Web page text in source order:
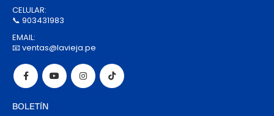
CELULAR:
📞 903431983
EMAIL:
📧 ventas@lavieja.pe
BOLETÍN